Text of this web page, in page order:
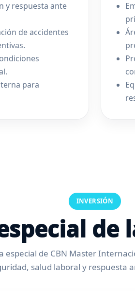
y respuesta ante
de accidentes
para
INVERSIÓN
de
especial de CBN Master
salud laboral y respuesta